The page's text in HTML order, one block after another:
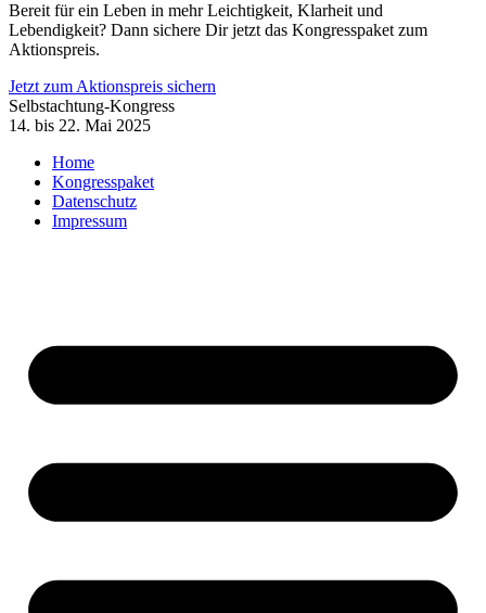
Bereit für ein Leben in mehr Leichtigkeit, Klarheit und
Lebendigkeit? Dann sichere Dir jetzt das Kongresspaket zum
Aktionspreis.
Jetzt zum Aktionspreis sichern
Selbstachtung-Kongress
14. bis 22. Mai 2025
Home
Kongresspaket
Datenschutz
Impressum